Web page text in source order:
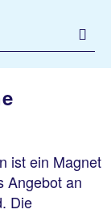
ist ein Magnet
Angebot an
Die